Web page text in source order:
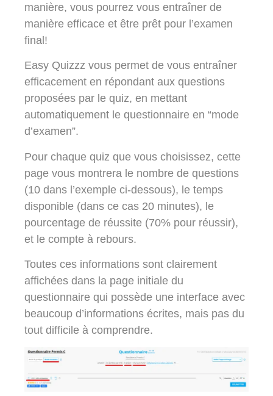
manière, vous pourrez vous entraîner de
manière efficace et être prêt pour l’examen
final!
Easy Quizzz vous permet de vous entraîner
efficacement en répondant aux questions
proposées par le quiz, en mettant
automatiquement le questionnaire en “mode
d’examen”.
Pour chaque quiz que vous choisissez, cette
page vous montrera le nombre de questions
(10 dans l’exemple ci-dessous), le temps
disponible (dans ce cas 20 minutes), le
pourcentage de réussite (70% pour réussir),
et le compte à rebours.
Toutes ces informations sont clairement
affichées dans la page initiale du
questionnaire qui possède une interface avec
beaucoup d’informations écrites, mais pas du
tout difficile à comprendre.